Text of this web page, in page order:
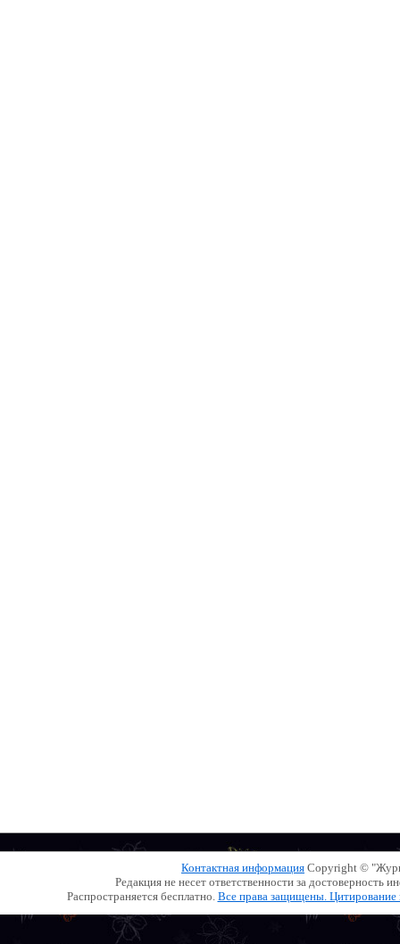
Контактная информация Copyright ©
Редакция не несет ответственности за
Распространяется бесплатно. Все права защищены. Цитирование